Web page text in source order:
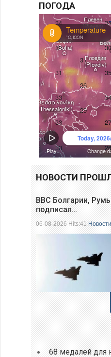
ПОГОДА
НОВОСТИ
ВВС Болгарии,
подписал…
06-08-2026 Hits:41Новости
68 медалей для